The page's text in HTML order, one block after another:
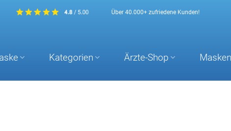
Über 40.000+ zufriedene Kunden!
Kategorien Ärzte-Shop